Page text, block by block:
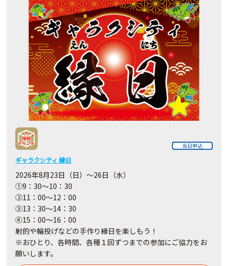
当日申込
ギャラクシティ 縁日
2026年8月23日（日）～26日（水）
①9：30～10：30
②11：00～12：00
③13：30～14：30
④15：00～16：00
射的や輪投げなどの手作り縁日を楽しもう！
※おひとり、各時間、各種１回ずつまでの参加にご協力をお
願いします。